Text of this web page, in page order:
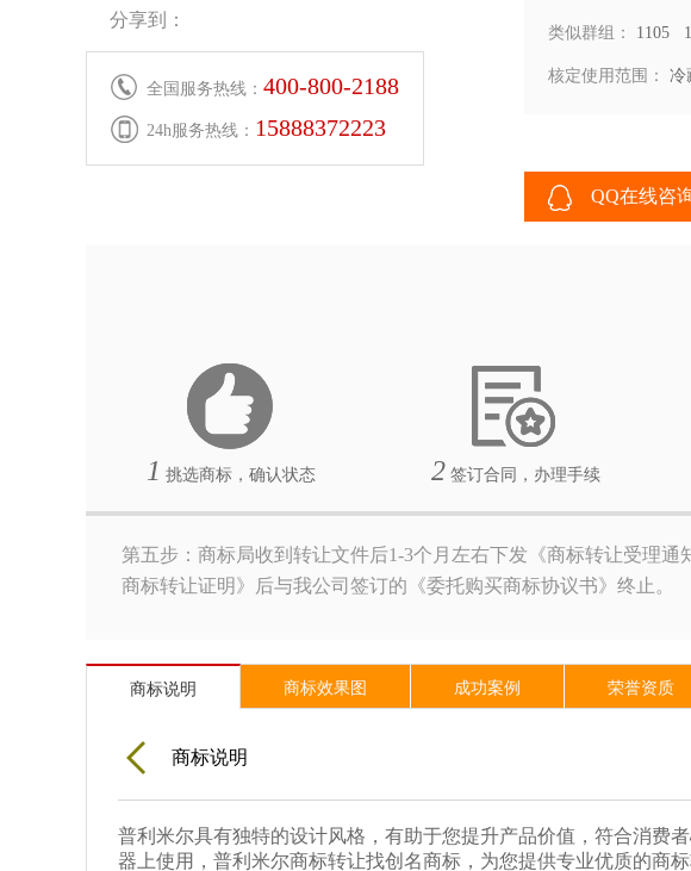
分享到：
全国服务热线： 400-800-2188
24h服务热线： 15888372223
类似群组： 1105
核定使用范围： 冷
QQ在线咨
1 挑选商标，确认状态 2 签订合同，办理手续
第五步：商标局收到转让文件后1-3个月左右下发《商标转让受理
商标转让证明》后与我公司签订的《委托购买商标协议书》终止。
商标说明 商标效果图 成功案例 荣誉资质
商标说明
普利米尔具有独特的设计风格，有助于您提升产品价值，符合消费
器上使用，普利米尔商标转让找创名商标，为您提供专业优质的商标